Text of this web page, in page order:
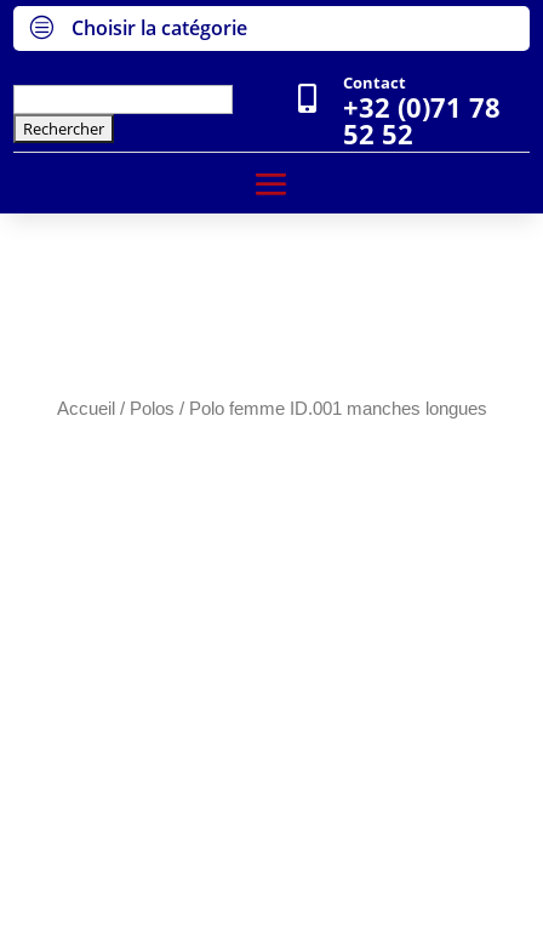
c Choisir la catégorie

Contact
+32 (0)71 78
52 52
Accueil/ Polos / Polo femme ID.001 manches longues